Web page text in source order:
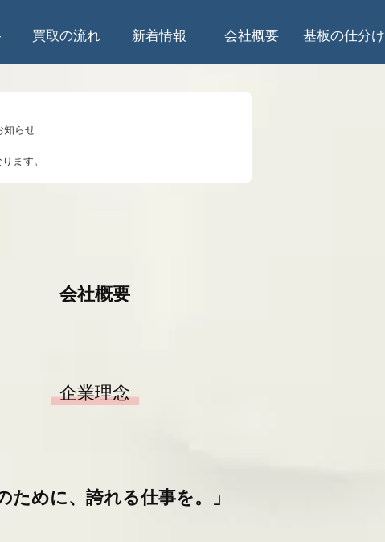
買取の流れ 新着情報 会社概要 基板の仕分け
知らせ
ます。
時は受入停止会社概要
企業理念
ために、誇れる仕事を。」